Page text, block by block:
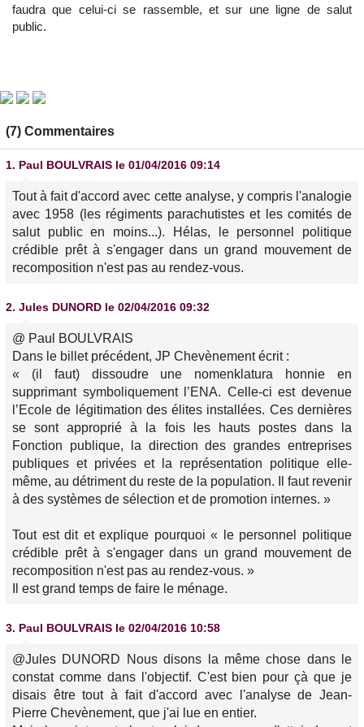
faudra que celui-ci se rassemble, et sur une ligne de salut
public.
(7) Commentaires
1. Paul BOULVRAIS le 01/04/2016 09:14
Tout à fait d'accord avec cette analyse, y compris l'analogie
avec 1958 (les régiments parachutistes et les comités de
salut public en moins...). Hélas, le personnel politique
crédible prêt à s'engager dans un grand mouvement de
recomposition n'est pas au rendez-vous.
2. Jules DUNORD le 02/04/2016 09:32
@ Paul BOULVRAIS
Dans le billet précédent, JP Chevènement écrit :
« (il faut) dissoudre une nomenklatura honnie en
supprimant symboliquement l’ENA. Celle-ci est devenue
l’Ecole de légitimation des élites installées. Ces dernières
se sont approprié à la fois les hauts postes dans la
Fonction publique, la direction des grandes entreprises
publiques et privées et la représentation politique elle-
même, au détriment du reste de la population. Il faut revenir
à des systèmes de sélection et de promotion internes. »
Tout est dit et explique pourquoi « le personnel politique
crédible prêt à s'engager dans un grand mouvement de
recomposition n'est pas au rendez-vous. »
Il est grand temps de faire le ménage.
3. Paul BOULVRAIS le 02/04/2016 10:58
@Jules DUNORD Nous disons la même chose dans le
constat comme dans l'objectif. C'est bien pour çà que je
disais être tout à fait d'accord avec l'analyse de Jean-
Pierre Chevènement, que j'ai lue en entier.